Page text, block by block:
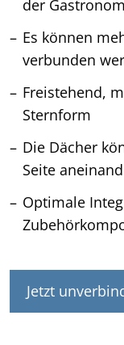
der
Es können
verbunden
Freistehend,
Sternform
Die Dächer
Seite
Optimale
Jetzt